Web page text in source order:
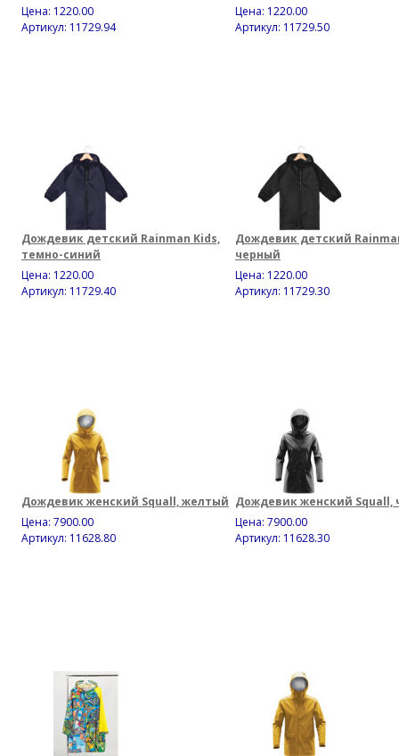
Цена: 1220.00
Артикул: 11729.94
Цена: 1220.00
Артикул: 11729.50
Дождевик детский Rainman Kids,
темно-синий
Цена: 1220.00
Артикул: 11729.40
Дождевик детский
черный
Цена: 1220.00
Артикул: 11729.30
Дождевик женский Squall, желтый
Цена: 7900.00
Артикул: 11628.80
Дождевик женский Squall,
Цена: 7900.00
Артикул: 11628.30